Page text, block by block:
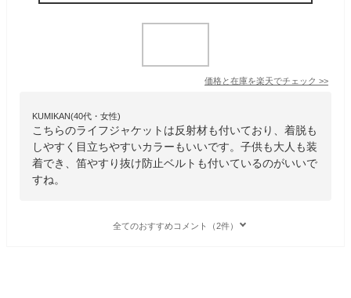
価格と在庫を楽天でチェック >>
KUMIKAN(40代・女性)
こちらのライフジャケットは反射材も付いており、着脱も
しやすく目立ちやすいカラーもいいです。子供も大人も装
着でき、笛やすり抜け防止ベルトも付いているのがいいで
すね。
全てのおすすめコメント（2件）